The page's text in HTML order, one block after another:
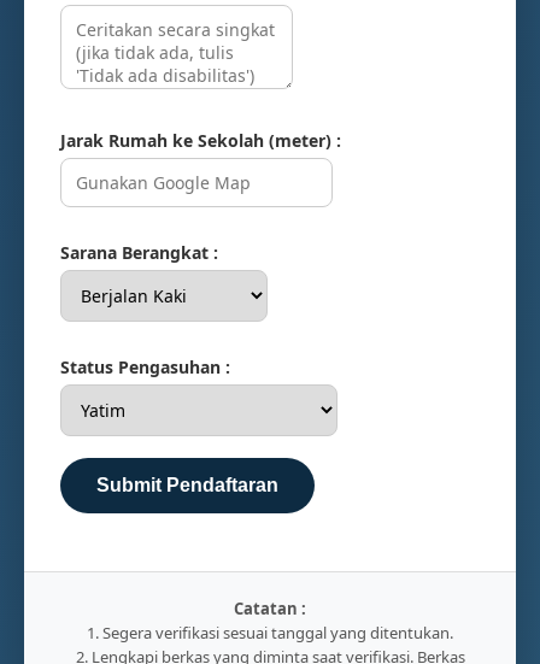
Jarak Rumah ke Sekolah (meter) :
Sarana Berangkat :
Status Pengasuhan :
Submit Pendaftaran
Catatan :
1. Segera verifikasi sesuai tanggal yang ditentukan.
2. Lengkapi berkas yang diminta saat verifikasi. Berkas